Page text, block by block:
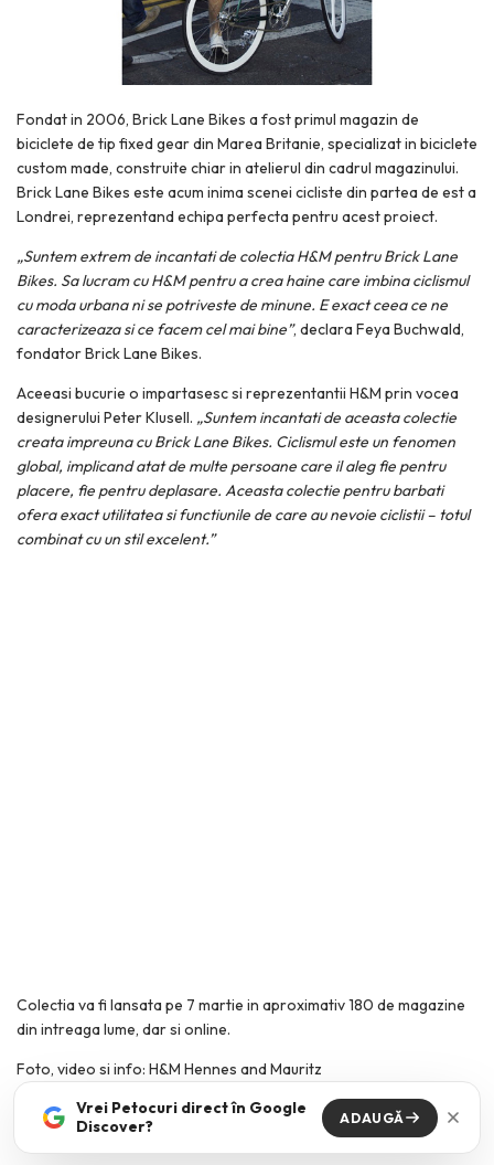
Fondat in 2006, Brick Lane Bikes a fost primul magazin de
biciclete de tip fixed gear din Marea Britanie, specializat in biciclete
custom made, construite chiar in atelierul din cadrul magazinului.
Brick Lane Bikes este acum inima scenei cicliste din partea de est a
Londrei, reprezentand echipa perfecta pentru acest proiect.
„Suntem extrem de incantati de colectia H&M pentru Brick Lane
Bikes. Sa lucram cu H&M pentru a crea haine care imbina ciclismul
cu moda urbana ni se potriveste de minune. E exact ceea ce ne
caracterizeaza si ce facem cel mai bine”, declara Feya Buchwald,
fondator Brick Lane Bikes.
Aceeasi bucurie o impartasesc si reprezentantii H&M prin vocea
designerului Peter Klusell. „Suntem incantati de aceasta colectie
creata impreuna cu Brick Lane Bikes. Ciclismul este un fenomen
global, implicand atat de multe persoane care il aleg fie pentru
placere, fie pentru deplasare. Aceasta colectie pentru barbati
ofera exact utilitatea si functiunile de care au nevoie ciclistii – totul
combinat cu un stil excelent.”
Colectia va fi lansata pe 7 martie in aproximativ 180 de magazine
din intreaga lume, dar si online.
Foto, video si info: H&M Hennes and Mauritz
Vrei Petocuri direct în Google
Discover?
ADAUGĂ